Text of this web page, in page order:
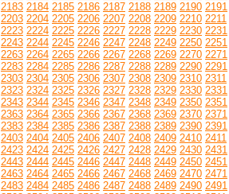
2183 2184 2185 2186 2187 2188 2189 2190 2191
2203 2204 2205 2206 2207 2208 2209 2210 2211
2223 2224 2225 2226 2227 2228 2229 2230 2231
2243 2244 2245 2246 2247 2248 2249 2250 2251
2263 2264 2265 2266 2267 2268 2269 2270 2271
2283 2284 2285 2286 2287 2288 2289 2290 2291
2303 2304 2305 2306 2307 2308 2309 2310 2311
2323 2324 2325 2326 2327 2328 2329 2330 2331
2343 2344 2345 2346 2347 2348 2349 2350 2351
2363 2364 2365 2366 2367 2368 2369 2370 2371
2383 2384 2385 2386 2387 2388 2389 2390 2391
2403 2404 2405 2406 2407 2408 2409 2410 2411
2423 2424 2425 2426 2427 2428 2429 2430 2431
2443 2444 2445 2446 2447 2448 2449 2450 2451
2463 2464 2465 2466 2467 2468 2469 2470 2471
2483 2484 2485 2486 2487 2488 2489 2490 2491